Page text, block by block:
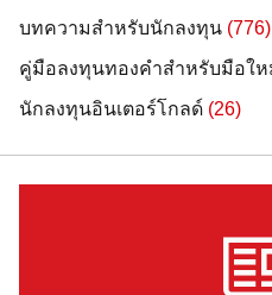
บทความสำหรับนักลงทุน (776)
คู่มือลงทุนทองคำสำหรับมือให
นักลงทุนอินเตอร์โกลด์ (26)